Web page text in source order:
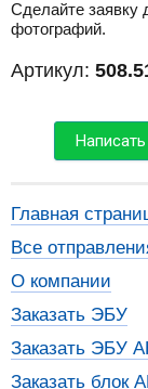
Сделайте заявку
фотографий.
Артикул:
Главная
Все
О компании
Заказать ЭБУ
Заказать ЭБУ
Заказать блок